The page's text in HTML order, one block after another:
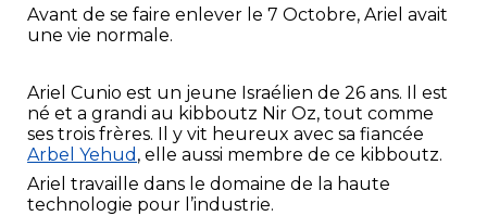
Avant de se faire enlever le 7 Octobre,Ariel avait
une vie normale.
Ariel Cunio est un jeune Israélien de 26 ans. Il est
né et a grandi au kibboutz Nir Oz, tout comme
ses trois frères. Il y vit heureux avec sa fiancée
Arbel Yehud , elle aussi membre de ce kibboutz.
Ariel travaille dans le domaine de la haute
technologie pour l’industrie.